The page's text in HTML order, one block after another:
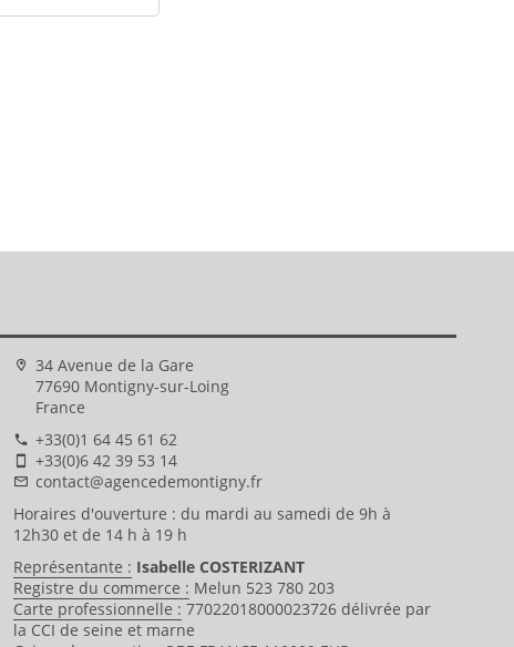
34 Avenue de la Gare
77690 Montigny-sur-Loing
France
+33(0)1 64 45 61 62
+33(0)6 42 39 53 14
contact@agencedemontigny.fr
Horaires d'ouverture : du mardi au samedi de 9h à
12h30 et de 14 h à 19 h
Représentante : Isabelle COSTERIZANT
Registre du commerce : Melun 523 780 203
Carte professionnelle : 77022018000023726 délivrée par
la CCI de seine et marne